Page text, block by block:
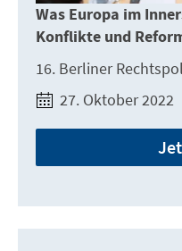
Was Europa im
Konflikte und
16. Berliner
27. Oktober 2022